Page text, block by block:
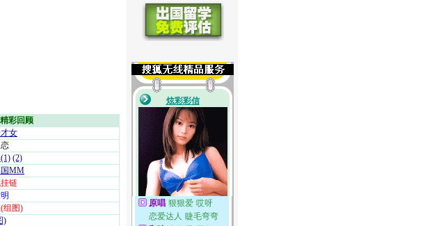
精彩回顾
女
(2)
MM
链
组图)
)